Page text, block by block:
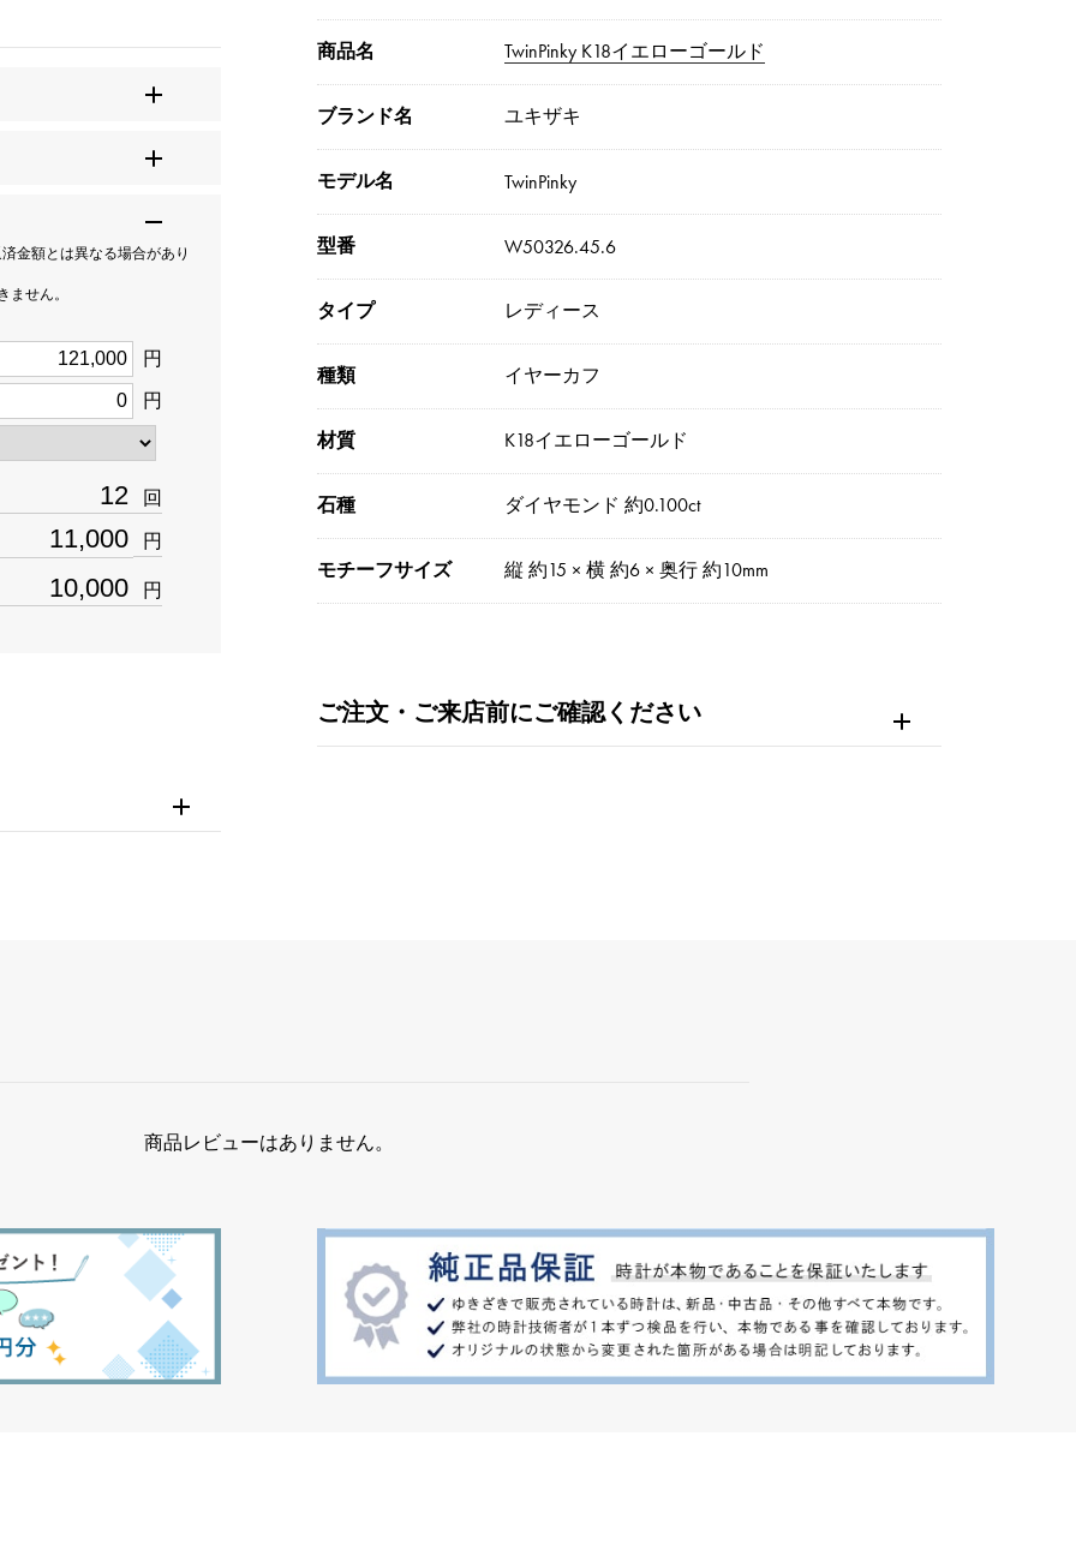
金額とは異なる場合があり
せん。
円
円
回
円
円
商品名 TwinPinky K18イエローゴールド
ブランド名 ユキザキ
モデル名 TwinPinky
型番 W50326.45.6
タイプ レディース
種類 イヤーカフ
材質 K18イエローゴールド
石種 ダイヤモンド 約0.100ct
モチーフサイズ 縦 約15 × 横 約6 × 奥行 約10mm
ご注文・ご来店前にご確認ください
商品レビューはありません。